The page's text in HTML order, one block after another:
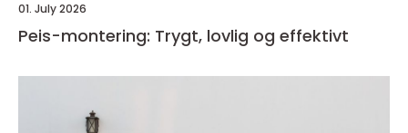
01. July 2026
Peis-montering: Trygt, lovlig og effektivt